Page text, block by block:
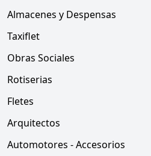
Almacenes y Despensas
Taxiflet
Obras Sociales
Rotiserias
Fletes
Arquitectos
Automotores - Accesorios